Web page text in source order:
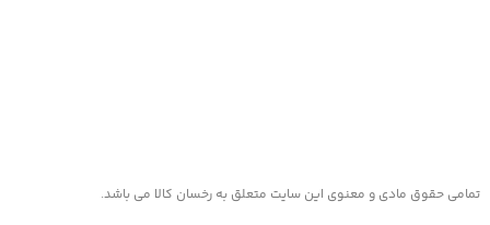
تمامی حقوق مادی و معنوی این سایت متعلق به رخسان کالا می باشد.